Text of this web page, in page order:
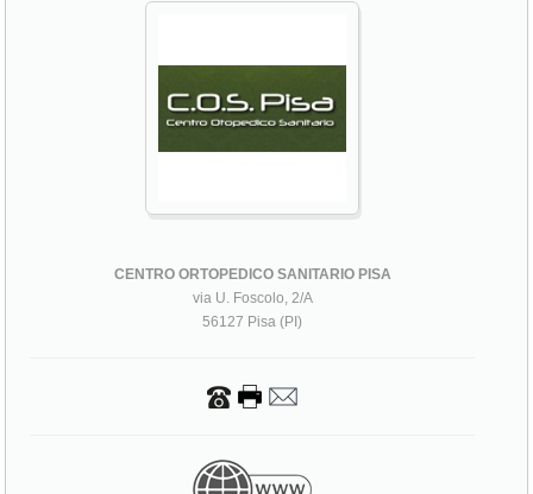
CENTRO ORTOPEDICO SANITARIO PISA
via U. Foscolo, 2/A
56127 Pisa (PI)